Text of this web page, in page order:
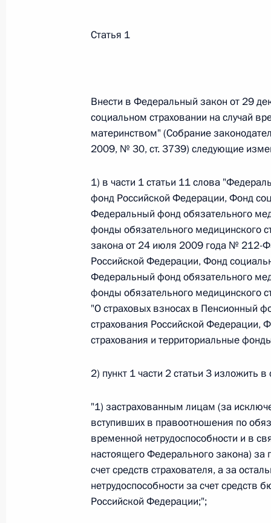
Федеральный закон от
Федеральный закон от
26 июля 2026 года
Федеральный закон от
О внесении изменений в Федеральный
26 июля 2026 года
Федеральный закон от
О внесении изменения в статью 2
и добровольчестве (волонтерстве)»
Федеральный закон от
О внесении изменений в Уголовный
процессуального кодекса Российской
26 июля 2026 года
Статья 1
Внести в Федеральный закон от 29
социальном страховании на случай
материнством" (Собрание
2009, № 30, ст. 3739) следующие
1) в части 1 статьи 11 слова
фонд Российской Федерации, Фонд
Федеральный фонд обязательного
фонды обязательного медицинского
закона от 24 июля 2009 года № 212-
Российской Федерации, Фонд
Федеральный фонд обязательного
фонды обязательного медицинского
"О страховых взносах в Пенсионный
страхования Российской Федерации,
страхования и территориальные
2) пункт 1 части 2 статьи 3 изложить
"1) застрахованным лицам (за
вступивших в правоотношения по
временной нетрудоспособности и в
настоящего Федерального закона) за
счет средств страхователя, а за
нетрудоспособности за счет средств
Российской Федерации;";